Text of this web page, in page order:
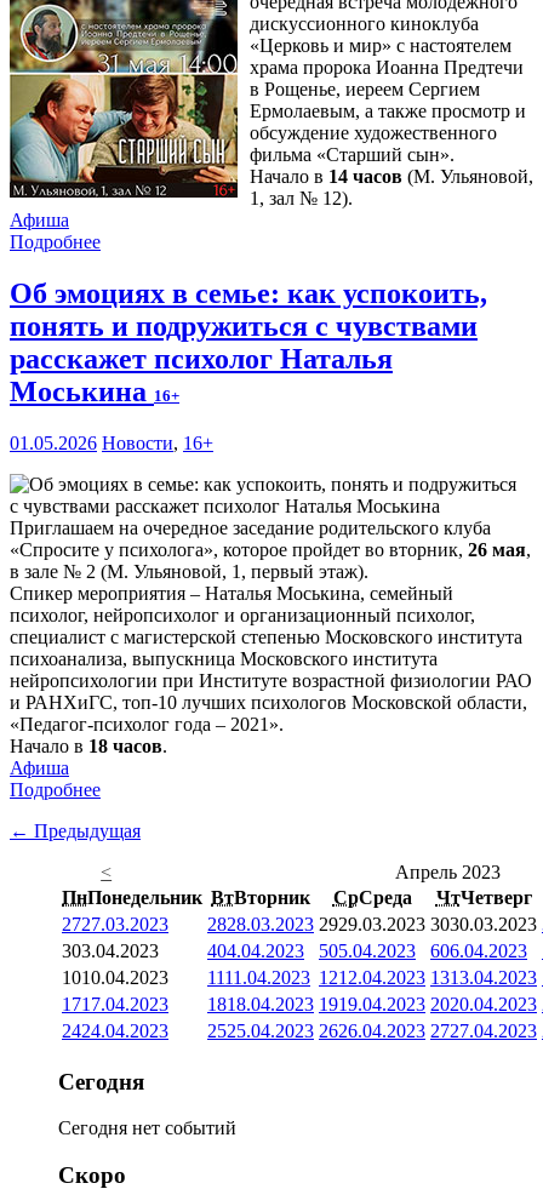
дискуссионного киноклуба
«Церковь и мир» с настоятелем
храма пророка Иоанна Предтечи
в Рощенье, иереем Сергием
Ермолаевым, а также просмотр и
обсуждение художественного
фильма «Старший сын».
Начало в 14 часов (М. Ульяновой,
1, зал № 12).
Афиша
Подробнее
Об эмоциях в семье: как успокоить,
понять и подружиться с чувствами
расскажет психолог Наталья
Моськина 16+
01.05.2026 Новости, 16+
Приглашаем на очередное заседание родительского клуба
«Спросите у психолога», которое пройдет во вторник, 26 мая,
в зале № 2 (М. Ульяновой, 1, первый этаж).
Спикер мероприятия – Наталья Моськина, семейный
психолог, нейропсихолог и организационный психолог,
специалист с магистерской степенью Московского института
психоанализа, выпускница Московского института
нейропсихологии при Институте возрастной физиологии РАО
и РАНХиГС, топ-10 лучших психологов Московской области,
«Педагог-психолог года – 2021».
Начало в 18 часов.
Афиша
Подробнее
← Предыдущая
<
Апрель 2023
ПнПонедельник ВтВторник СрСреда ЧтЧетверг
2727.03.2023 2828.03.2023 2929.03.2023 3030.03.2023
303.04.2023 404.04.2023 505.04.2023 606.04.2023
1010.04.2023 1111.04.2023 1212.04.2023 1313.04.2023
1717.04.2023 1818.04.2023 1919.04.2023 2020.04.2023
2424.04.2023 2525.04.2023 2626.04.2023 2727.04.2023
Сегодня
Сегодня нет событий
Скоро